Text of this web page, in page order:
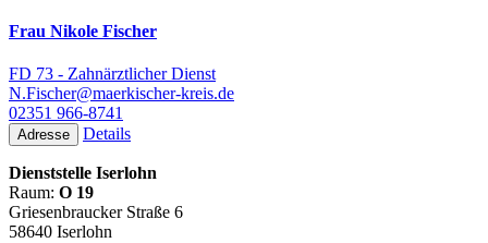
Frau Nikole Fischer
FD 73 - Zahnärztlicher Dienst
N.Fischer@maerkischer-kreis.de
02351 966-8741
Adresse Details
Dienststelle Iserlohn
Raum: O 19
Griesenbraucker Straße 6
58640 Iserlohn